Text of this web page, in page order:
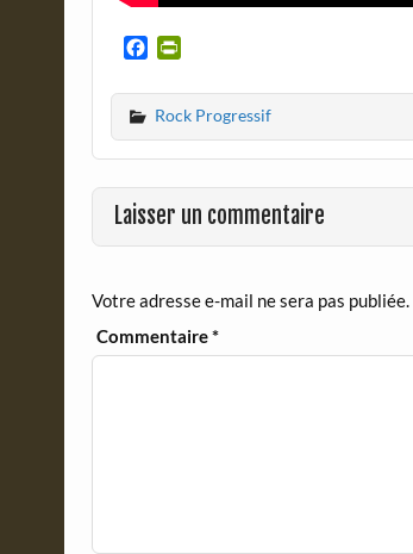
c
e
b
o
o
k
i
n
t
F
r
i
l
y
Rock Progressif
Laisser un commentaire
Votre adresse e-mail ne sera pas publiée.
Commentaire*